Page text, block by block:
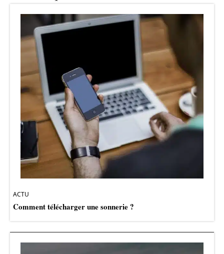
ACTU
Comment télécharger une sonnerie ?